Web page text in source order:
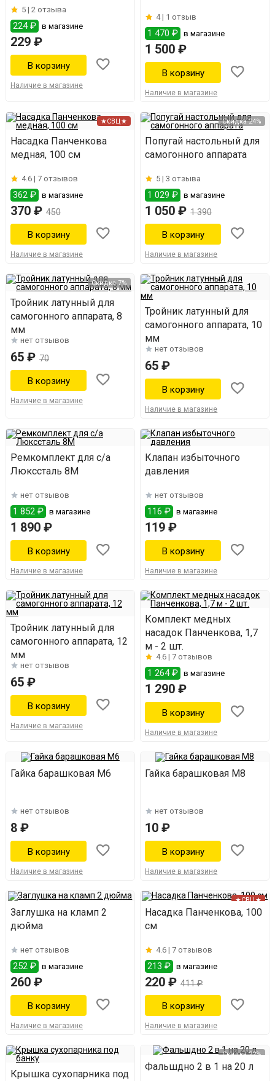
5 | 2 отзыва
224 ₽ в магазине
229 ₽
Наличие в магазине
4 | 1 отзыв
1 470 ₽ в магазине
1 500 ₽
Наличие в магазине
★СВЦ★
Насадка Панченкова
медная, 100 см
4.6 | 7 отзывов
362 ₽ в магазине
370 ₽ 450
Наличие в магазине
Скидка 24%
Попугай настольный для
самогонного аппарата
5 |3 отзыва
1 029 ₽ в магазине
1 050 ₽ 1 390
Наличие в магазине
Скидка 7%
Тройник латунный для
самогонного аппарата, 8
мм
нет отзывов
65 ₽ 70
Наличие в магазине
Тройник латунный для
самогонного аппарата, 10
мм
нет отзывов
65 ₽
Наличие в магазине
Ремкомплект для с/а
Люкссталь 8М
нет отзывов
1 852 ₽ в магазине
1 890 ₽
Наличие в магазине
Клапан избыточного
давления
нет отзывов
116 ₽ в магазине
119 ₽
Наличие в магазине
Тройник латунный для
самогонного аппарата, 12
мм
нет отзывов
65 ₽
Наличие в магазине
Комплект медных
насадок Панченкова, 1,7
м - 2 шт.
4.6 |7 отзывов
1 264 ₽ в магазине
1 290 ₽
Наличие в магазине
Гайка барашковая М6
нет отзывов
8 ₽
Наличие в магазине
Гайка барашковая М8
нет отзывов
10 ₽
Наличие в магазине
Заглушка на кламп 2
дюйма
нет отзывов
252 ₽ в магазине
260 ₽
Наличие в магазине
★СВЦ★
Насадка Панченкова, 100
см
4.6 |7 отзывов
213 ₽ в магазине
220 ₽ 411 ₽
Наличие в магазине
Крышка сухопарника под
Скидка 22%
Фальшдно 2 в 1 на 20 л